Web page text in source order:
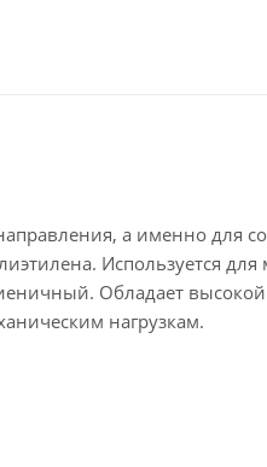
а именно для
Используется
Обладает
нагрузкам.